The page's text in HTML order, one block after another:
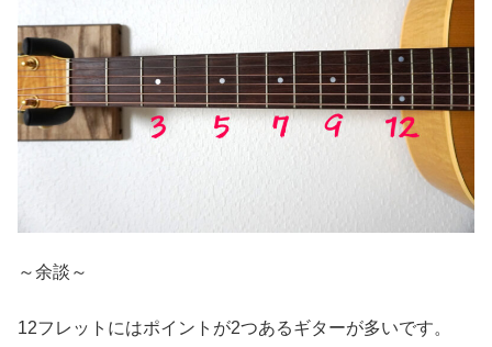
～余談～
12フレットにはポイントが2つあるギターが多いです。